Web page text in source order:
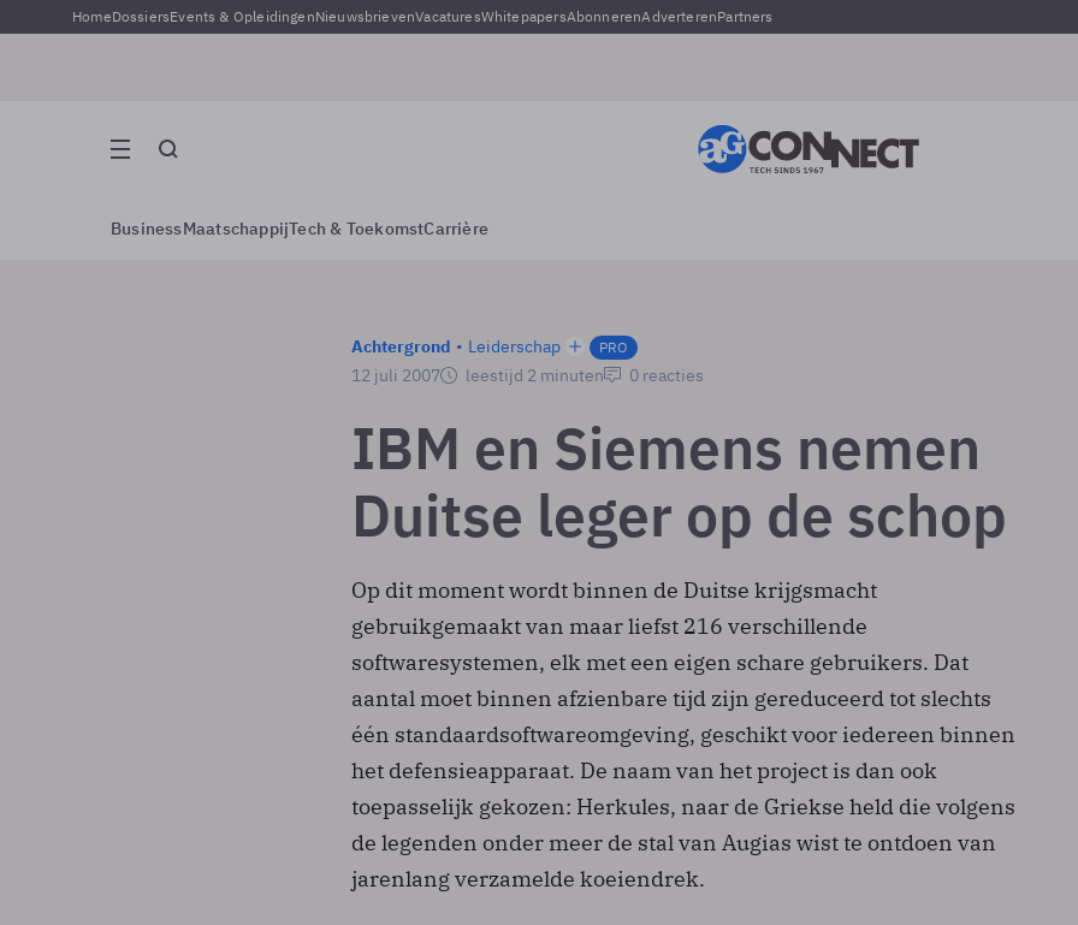
HomeDossiersEvents & OpleidingenNieuwsbrievenVacaturesWhitepapersAbonnerenAdverterenPartners
BusinessMaatschappijTech & ToekomstCarrière
Achtergrond Leiderschap PRO
12 juli 2007 leestijd 2 minuten 0 reacties
IBM en Siemens nemen
Duitse leger op de schop
Op dit moment wordt binnen de Duitse krijgsmacht
gebruikgemaakt van maar liefst 216 verschillende
softwaresystemen, elk met een eigen schare gebruikers. Dat
aantal moet binnen afzienbare tijd zijn gereduceerd tot slechts
één standaardsoftwareomgeving, geschikt voor iedereen binnen
het defensieapparaat. De naam van het project is dan ook
toepasselijk gekozen: Herkules, naar de Griekse held die volgens
de legenden onder meer de stal van Augias wist te ontdoen van
jarenlang verzamelde koeiendrek.